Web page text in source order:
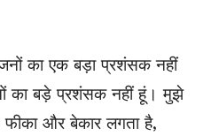
का एक बड़ा प्रशंसक नहीं
का बड़े प्रशंसक नहीं हूं। मुझे
और बेकार लगता है,